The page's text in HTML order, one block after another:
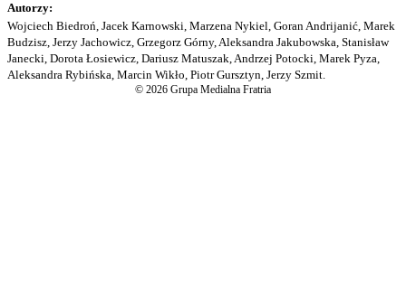
Autorzy:
Wojciech Biedroń, Jacek Karnowski, Marzena Nykiel, Goran Andrijanić, Marek
Budzisz, Jerzy Jachowicz, Grzegorz Górny, Aleksandra Jakubowska, Stanisław
Janecki, Dorota Łosiewicz, Dariusz Matuszak, Andrzej Potocki, Marek Pyza,
Aleksandra Rybińska, Marcin Wikło, Piotr Gursztyn, Jerzy Szmit.
© 2026 Grupa Medialna Fratria